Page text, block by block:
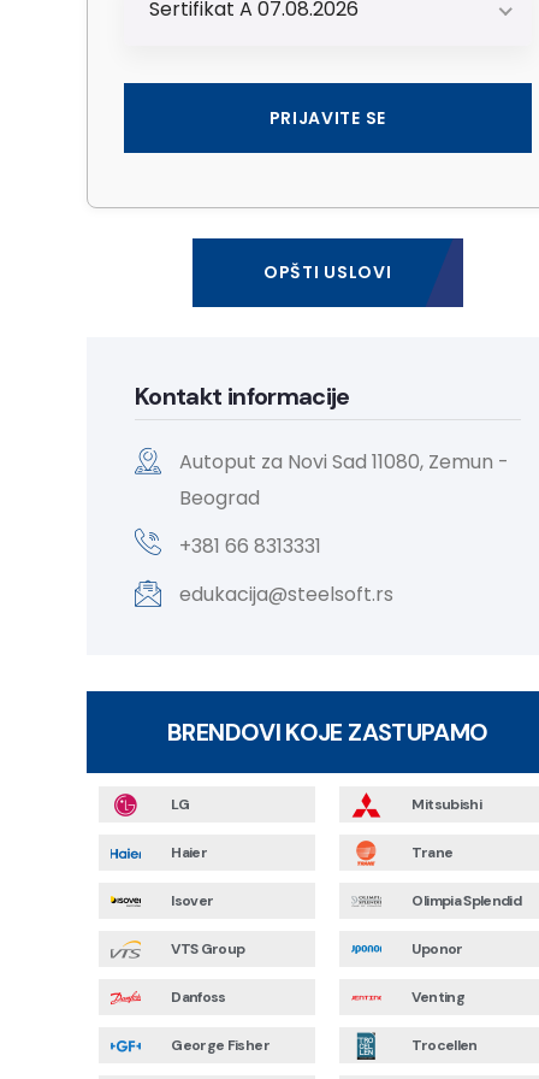
Sertifikat A 07.08.2026
OPŠTI USLOVI
Kontakt informacije
Autoput za Novi Sad 11080, Zemun -
Beograd
+381 66 8313331
edukacija@steelsoft.rs
BRENDOVI KOJE ZASTUPAMO
LG
Haier
Isover
VTS Group
Danfoss
George Fisher
Mitsubishi
Trane
Olimpia Splendid
Uponor
Venting
Trocellen